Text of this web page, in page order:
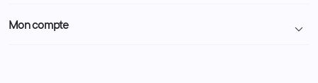
Nous contacter
Administration
Police Municipale | ASVP
Mon compte 